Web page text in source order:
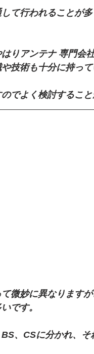
行われることが多
アンテナ 専門会社
技術も十分に持って
く検討すること
妙に異なりますが
です。
CSに分かれ、そ